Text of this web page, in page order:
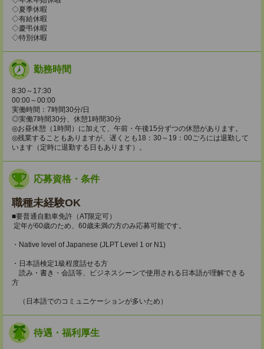
◇夏季休暇
◇有給休暇
◇慶弔休暇
◇特別休暇
勤務時間
8:30～17:30
00:00～00:00
実働時間：7時間30分/日
◎実働7時間30分、休憩1時間30分
◎お昼休憩（1時間）に加えて、午前・午後15分ずつの休憩があります。
◎残業することもありますが、遅くとも18：30～19：00ごろには退勤して
います（定時に退勤する日もあります）。
応募資格・条件
職種未経験OK
■要普通自動車免許（AT限定可）
定年が60歳のため、60歳未満の方のみ応募可能です。
・Native level of Japanese (JLPT Level 1 or N1)
・日本語検定1級程度話せる方
読み・書き・会話等、ビジネスシーンで使用される日本語が理解できる
方
（日本語でのコミュニケーションが多いため）
待遇・福利厚生